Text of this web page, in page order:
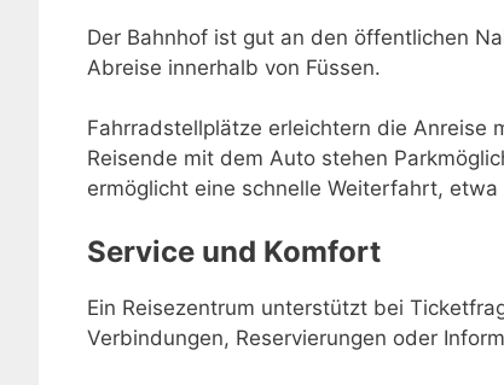
Der Bahnhof ist gut an den öffentlichen
Abreise innerhalb von Füssen.
Fahrradstellplätze erleichtern die Anreise
Reisende mit dem Auto stehen
ermöglicht eine schnelle Weiterfahrt,
Service und Komfort
Ein Reisezentrum unterstützt bei
Verbindungen, Reservierungen oder